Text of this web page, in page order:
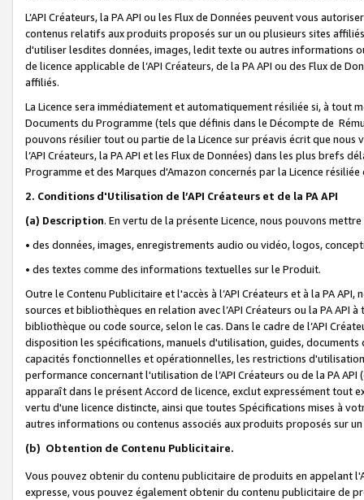
L’API Créateurs, la PA API ou les Flux de Données peuvent vous
contenus relatifs aux produits proposés sur un ou plusieurs sites
d'utiliser lesdites données, images, ledit texte ou autres informations
de licence applicable de l’API Créateurs, de la PA API ou des Flux de
affiliés.
La Licence sera immédiatement et automatiquement résiliée si, à
Documents du Programme (tels que définis dans le Décompte de
pouvons résilier tout ou partie de la Licence sur préavis écrit que
l’API Créateurs, la PA API et les Flux de Données) dans les plus
Programme et des Marques d'Amazon concernés par la Licence
2. Conditions d'Utilisation de l’API Créateurs et de la PA API
(a) Description. En vertu de la présente Licence, nous pouvons
• des données, images, enregistrements audio ou vidéo, logos,
• des textes comme des informations textuelles sur le Produit.
Outre le Contenu Publicitaire et l'accès à l’API Créateurs et à la PA
sources et bibliothèques en relation avec l’API Créateurs ou la PA
bibliothèque ou code source, selon le cas. Dans le cadre de l’API
disposition les spécifications, manuels d'utilisation, guides,
capacités fonctionnelles et opérationnelles, les restrictions
performance concernant l'utilisation de l’API Créateurs ou de la PA
apparaît dans le présent Accord de licence, exclut expressément tout
vertu d'une licence distincte, ainsi que toutes Spécifications mises à
autres informations ou contenus associés aux produits proposés sur
(b) Obtention de Contenu Publicitaire.
Vous pouvez obtenir du contenu publicitaire de produits en appelant
expresse, vous pouvez également obtenir du contenu publicitaire de